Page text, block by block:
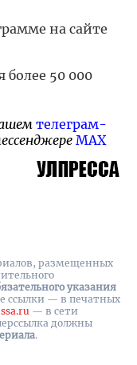
на сайте
более 50 000
телеграм-
MAX
размещенных
указания
ссылки — в печатных
— в сети
должны
.